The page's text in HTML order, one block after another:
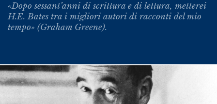
«Dopo sessant’anni di scrittura e di lettura, metterei
H.E. Bates tra i migliori autori di racconti del mio
tempo» (Graham Greene).